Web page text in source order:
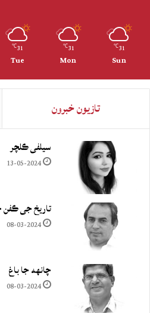
31
℃
Sun
31
℃
Mon
31
℃
Tue
تازيون خبرون
سيلفي ڪلچر
13-05-2024
تاريخ جي
08-03-2024
چانهه جا باغ
08-03-2024